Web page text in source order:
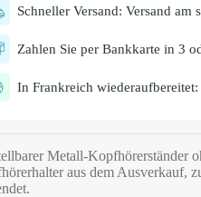
Schneller Versand: Versand am
Zahlen Sie per Bankkarte in 3
In Frankreich
Metall-Kopfhörerständer
aus dem Ausverkauf,